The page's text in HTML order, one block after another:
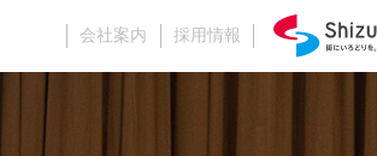
会社案内 採用情報